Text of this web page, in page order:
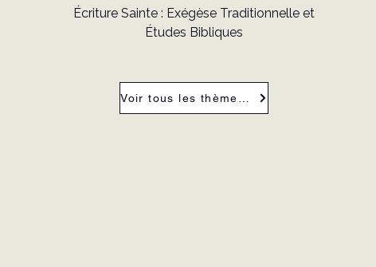
Écriture Sainte : Exégèse Traditionnelle et
Études Bibliques